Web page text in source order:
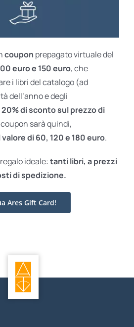
coupon prepagato virtuale del
euro e 150 euro, che
i libri del catalogo (ad
dell’anno e degli
20% di sconto sul prezzo di
sarà quindi,
di 60, 120 e 180 euro.
ideale: tanti libri, a prezzi
di spedizione.
Ares Gift Card!